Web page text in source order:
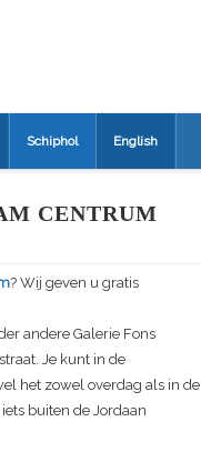
Schiphol English
CENTRUM
? Wij geven u gratis
andere Galerie Fons
Je kunt in de
het zowel overdag als in de
buiten de Jordaan